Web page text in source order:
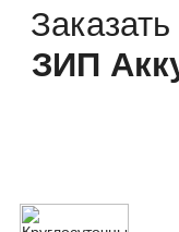
ЗИП